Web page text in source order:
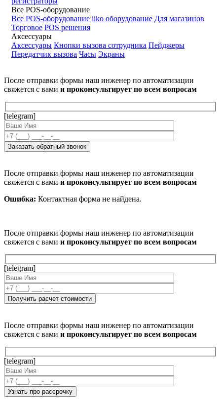
Все POS-оборудование
Все POS-оборудование iiko оборудование Для магазинов
Торговое POS решения
Аксессуары
Аксессуары Кнопки вызова сотрудника Пейджеры
Передатчик вызова Часы Экраны
После отправки формы наш инженер по автоматизации
свяжется с вами и проконсультирует по всем вопросам
[telegram]
После отправки формы наш инженер по автоматизации
свяжется с вами и проконсультирует по всем вопросам
Ошибка: Контактная форма не найдена.
После отправки формы наш инженер по автоматизации
свяжется с вами и проконсультирует по всем вопросам
[telegram]
После отправки формы наш инженер по автоматизации
свяжется с вами и проконсультирует по всем вопросам
[telegram]